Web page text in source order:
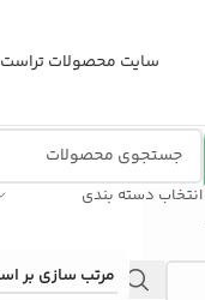
سایت محصولات تراست
انتخاب دسته بندی